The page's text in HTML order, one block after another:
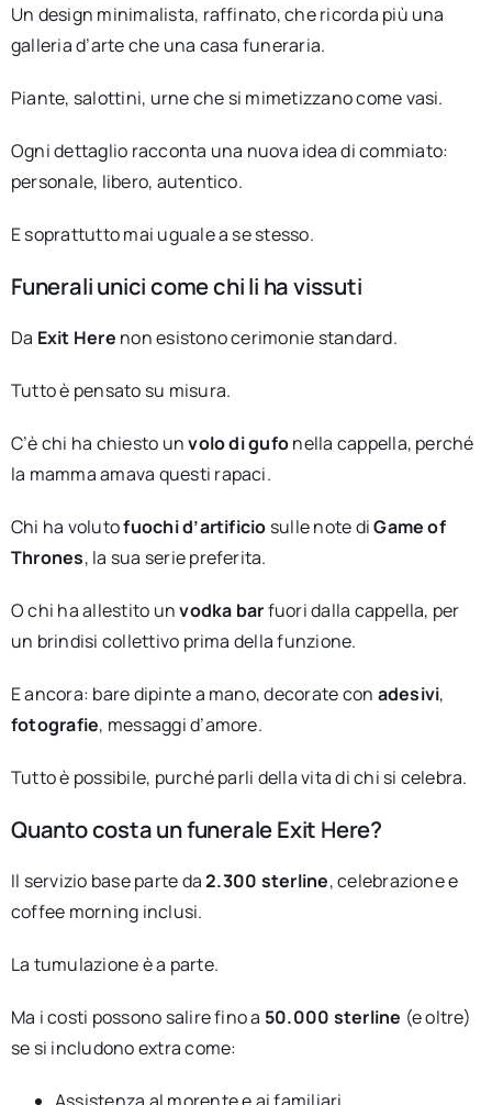
Un design minimalista, raffinato, che ricorda più una
galleria d’arte che una casa funeraria.
Piante, salottini, urne che si mimetizzano come vasi.
Ogni dettaglio racconta una nuova idea di commiato:
personale, libero, autentico.
E soprattutto mai uguale a se stesso.
Funerali unici come chi li ha vissuti
Da Exit Here non esistono cerimonie standard.
Tutto è pensato su misura.
C’è chi ha chiesto unvolo di gufonella cappella, perché
la mamma amava questi rapaci.
Chi ha volutofuochi d’artificio sulle note diGame of
Thrones, la sua serie preferita.
O chi ha allestito unvodka barfuori dalla cappella, per
un brindisi collettivo prima della funzione.
E ancora: bare dipinte a mano, decorate con adesivi,
fotografie, messaggi d’amore.
Tutto è possibile, purché parli della vita di chi si celebra.
Quanto costa un funerale Exit Here?
Il servizio base parte da2.300 sterline, celebrazione e
coffee morning inclusi.
La tumulazione è a parte.
Ma i costi possono salire fino a 50.000 sterline (e oltre)
se si includono extra come: